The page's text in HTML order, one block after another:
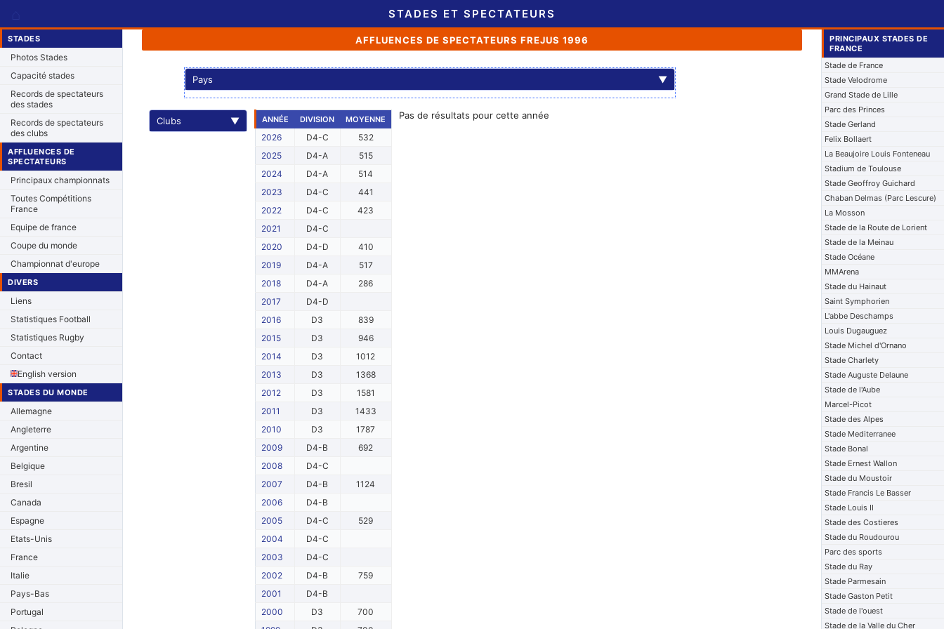
STADES ET SPECTATEURS
STADES
Photos Stades
Capacité stades
Records de spectateurs
des stades
Records de spectateurs
des clubs
AFFLUENCES DE
SPECTATEURS
Principaux championnats
Toutes Compétitions
France
Equipe de france
Coupe du monde
Championnat d'europe
DIVERS
Liens
Statistiques Football
Statistiques Rugby
Contact
English version
STADES DU MONDE
Allemagne
Angleterre
Argentine
Belgique
Bresil
Canada
Espagne
Etats-Unis
France
Italie
Pays-Bas
Portugal
AFFLUENCES DE SPECTATEURS FREJUS 1996
Pays ▼
Clubs ▼ ANNÉE DIVISION MOYENNE
2026 D4-C
532
2025
D4-A
515
2024
D4-A
514
2023
D4-C
441
2022
D4-C
423
2021
D4-C
2020
D4-D
410
2019
D4-A
517
2018
D4-A
286
2017
D4-D
2016
D3
839
2015
D3
946
2014
D3
1012
2013
D3
1368
2012
D3
1581
2011
D3
1433
2010
D3
1787
2009
D4-B
692
2008
D4-C
2007
D4-B
1124
2006
D4-B
2005
D4-C
529
2004
D4-C
2003
D4-C
2002
D4-B
759
2001
D4-B
2000
D3
700
Pas de résultats pour cette année
PRINCIPAUX STADES DE
FRANCE
Stade de France
Stade Velodrome
Grand Stade de Lille
Parc des Princes
Stade Gerland
Felix Bollaert
La Beaujoire Louis Fonteneau
Stadium de Toulouse
Stade Geoffroy Guichard
Chaban Delmas (Parc Lescure)
La Mosson
Stade de la Route de Lorient
Stade de la Meinau
Stade Océane
MMArena
Stade du Hainaut
Saint Symphorien
L'abbe Deschamps
Louis Dugauguez
Stade Michel d'Ornano
Stade Charlety
Stade Auguste Delaune
Stade de l'Aube
Marcel-Picot
Stade des Alpes
Stade Mediterranee
Stade Bonal
Stade Ernest Wallon
Stade du Moustoir
Stade Francis Le Basser
Stade Louis II
Stade des Costieres
Stade du Roudourou
Parc des sports
Stade du Ray
Stade Parmesain
Stade Gaston Petit
Stade de l'ouest
Stade de la Valle du Cher